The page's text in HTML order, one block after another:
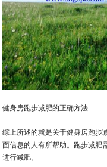
健身房跑步减肥的正确方法
综上所述的就是关于健身房跑步
面信息的人有所帮助。跑步减肥
进行减肥。